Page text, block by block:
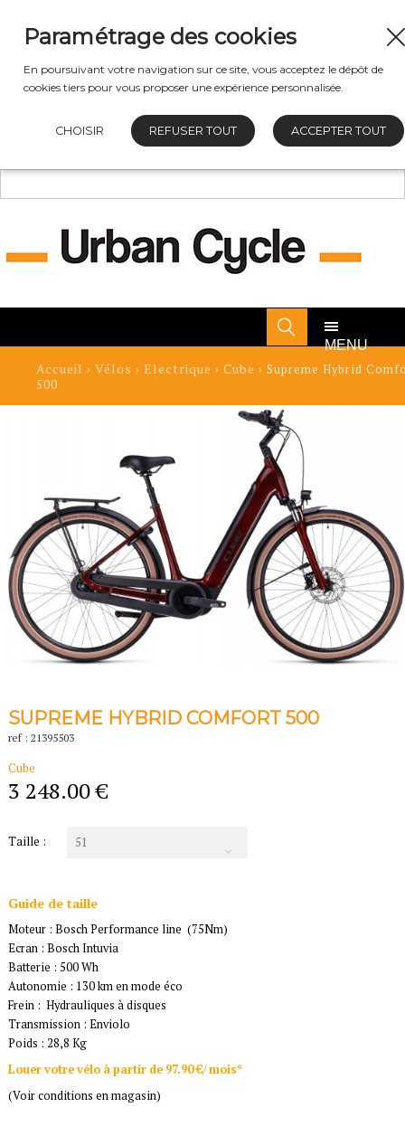
MENU
Accueil › Vélos › Electrique › Cube › Supreme Hybrid
500
SUPREME HYBRID COMFORT 500
ref : 21395503
Cube
3 248.00 €
Taille : 51
Guide de taille
Moteur : Bosch Performance line (75Nm)
Ecran : Bosch Intuvia
Batterie : 500 Wh
Autonomie : 130 km en mode éco
Frein : Hydrauliques à disques
Transmission : Enviolo
Poids : 28,8 Kg
Louer votre vélo à partir de 97.90 €/ mois*
(Voir conditions en magasin)
Paramétrage des cookies
En poursuivant votre navigation sur ce site, vous acceptez le dépôt de
cookies tiers pour vous proposer une expérience personnalisée.
CHOISIR REFUSER TOUT ACCEPTER TOUT